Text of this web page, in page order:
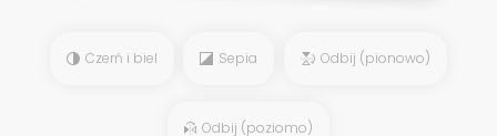
Czerń i biel Sepia Odbij (pionowo)
Odbij (poziomo)